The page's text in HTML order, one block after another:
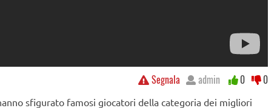
Segnala admin 0 0
sfigurato famosi giocatori della categoria dei migliori